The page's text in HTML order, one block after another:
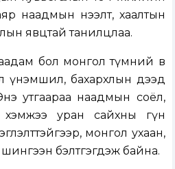
наадмын нээлт, хаалтын
явцтай танилцлаа.
бол монгол түмний өв
үнэмшил, бахархлын дээд
утгаараа наадмын соёл,
хэмжээ уран сайхны гүн
монгол ухаан,
бэлтгэгдэж байна.